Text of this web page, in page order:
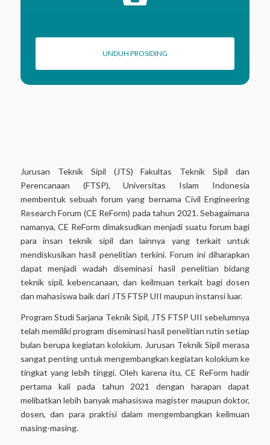
UNDUH PROSIDING
Jurusan Teknik Sipil (JTS) Fakultas Teknik Sipil dan
Perencanaan (FTSP), Universitas Islam Indonesia
membentuk sebuah forum yang bernama Civil Engineering
Research Forum (CE ReForm) pada tahun 2021. Sebagaimana
namanya, CE ReForm dimaksudkan menjadi suatu forum bagi
para insan teknik sipil dan lainnya yang terkait untuk
mendiskusikan hasil penelitian terkini. Forum ini diharapkan
dapat menjadi wadah diseminasi hasil penelitian bidang
teknik sipil, kebencanaan, dan keilmuan terkait bagi dosen
dan mahasiswa baik dari JTS FTSP UII maupun instansi luar.
Program Studi Sarjana Teknik Sipil, JTS FTSP UII sebelumnya
telah memiliki program diseminasi hasil penelitian rutin setiap
bulan berupa kegiatan kolokium. Jurusan Teknik Sipil merasa
sangat penting untuk mengembangkan kegiatan kolokium ke
tingkat yang lebih tinggi. Oleh karena itu, CE ReForm hadir
pertama kali pada tahun 2021 dengan harapan dapat
melibatkan lebih banyak mahasiswa magister maupun doktor,
dosen, dan para praktisi dalam mengembangkan keilmuan
masing-masing.